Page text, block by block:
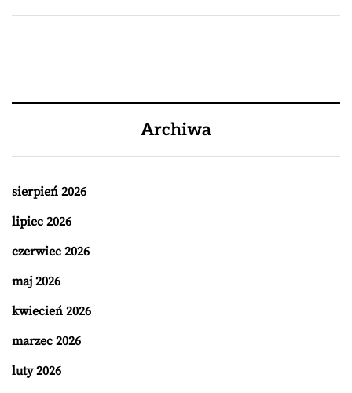
Archiwa
sierpień 2026
lipiec 2026
czerwiec 2026
maj 2026
kwiecień 2026
marzec 2026
luty 2026